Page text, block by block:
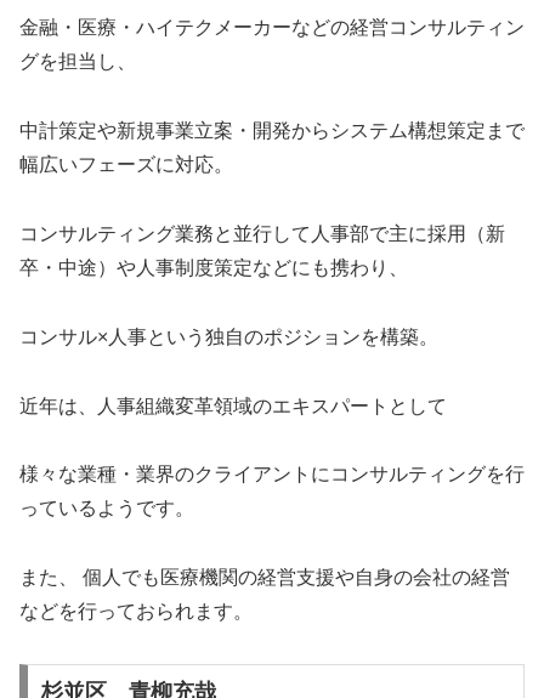
金融・医療・ハイテクメーカーなどの経営コンサルティン
グを担当し、
中計策定や新規事業立案・開発からシステム構想策定まで
幅広いフェーズに対応。
コンサルティング業務と並行して人事部で主に採用（新
卒・中途）や人事制度策定などにも携わり、
コンサル×人事という独自のポジションを構築。
近年は、人事組織変革領域のエキスパートとして
様々な業種・業界のクライアントにコンサルティングを行
っているようです。
また、 個人でも医療機関の経営支援や自身の会社の経営
などを行っておられます。
杉並区 青柳充哉